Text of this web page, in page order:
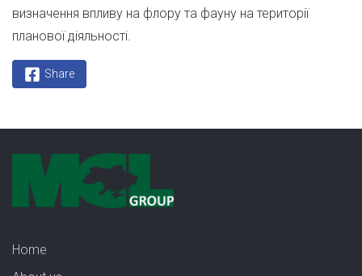
визначення впливу на флору та фауну на території
планової діяльності.
Share
Home